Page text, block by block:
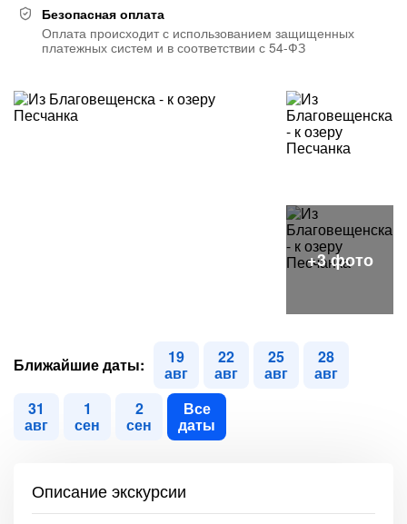
Безопасная оплата
Оплата происходит с использованием защищенных
платежных систем и в соответствии с 54-ФЗ
Ближайшие даты: 19
авг
22
авг
25
авг
28
авг
31
авг
1
сен
2
сен
Все
даты
Описание экскурсии